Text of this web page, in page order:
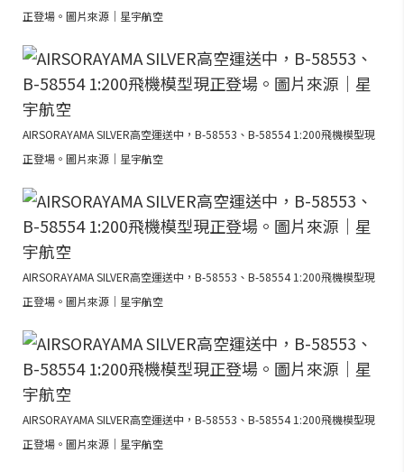
正登場。圖片來源｜星宇航空
AIRSORAYAMA SILVER高空運送中，B-58553、B-58554 1:200飛機模型現
正登場。圖片來源｜星宇航空
AIRSORAYAMA SILVER高空運送中，B-58553、B-58554 1:200飛機模型現
正登場。圖片來源｜星宇航空
AIRSORAYAMA SILVER高空運送中，B-58553、B-58554 1:200飛機模型現
正登場。圖片來源｜星宇航空